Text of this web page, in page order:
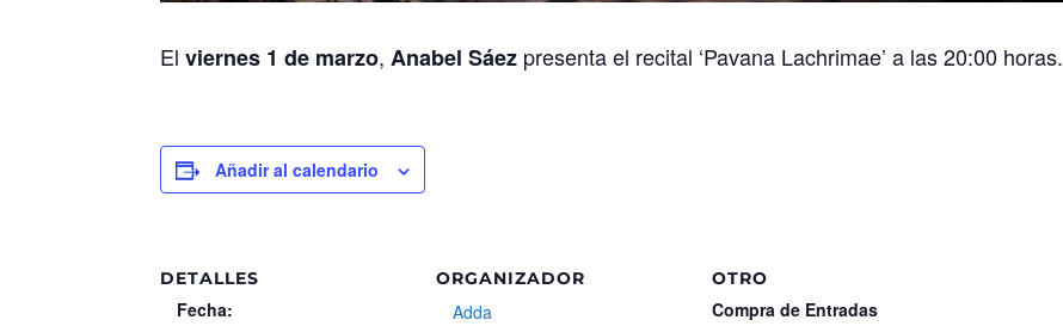
El viernes 1 de marzo,Anabel Sáez presenta el recital ‘Pavana Lachrimae’ a las 20:00 horas.
Añadir al calendario
DETALLES
Fecha:
ORGANIZADOR
Adda
OTRO
Compra de Entradas